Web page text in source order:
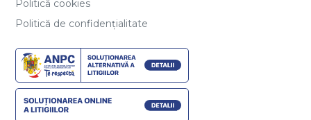
Politică cookies
Politică de confidențialitate